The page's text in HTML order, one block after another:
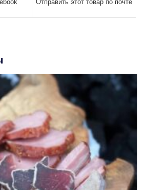
Отправить этот товар по почте